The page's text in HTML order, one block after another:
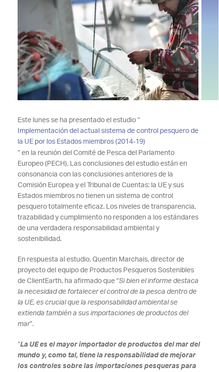
Este lunes se ha presentado el estudio “
Implementación del actual sistema de control pesquero de
la UE por los Estados miembros (2014-19)
” en la reunión del Comité de Pesca del Parlamento
Europeo (PECH). Las conclusiones del estudio están en
consonancia con las conclusiones anteriores de la
Comisión Europea y el Tribunal de Cuentas: la UE y sus
Estados miembros no tienen un sistema de control
pesquero totalmente eficaz. Los niveles de transparencia,
trazabilidad y cumplimiento no responden a los estándares
de una verdadera responsabilidad ambiental y
sostenibilidad.
En respuesta al estudio, Quentin Marchais, director de
proyecto del equipo de Productos Pesqueros Sostenibles
de ClientEarth, ha afirmado que “Si bien el informe destaca
la necesidad de fortalecer el control de la pesca dentro de
la UE, es crucial que la responsabilidad ambiental se
extienda también a sus importaciones de productos del
mar”.
“La UE es el mayor importador de productos del mar del
mundo y, como tal, tiene la responsabilidad de mejorar
los controles sobre las importaciones pesqueras para